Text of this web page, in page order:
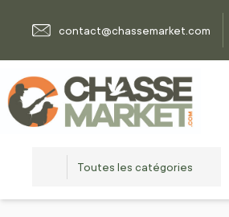
contact@chassemarket.com
Toutes les catégories